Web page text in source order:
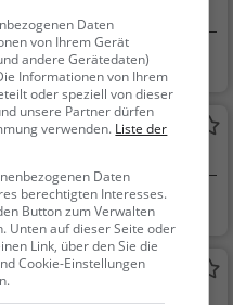
Familie & Kinder,
Natur, See
Aussichtspunkt, F
amilie & Kinder, Natu
r
Daten
von Ihrem Gerät
andere Gerätedaten)
Informationen von Ihrem
oder speziell von dieser
unsere Partner dürfen
verwenden. Liste der
Daten
berechtigten Interesses.
Button zum Verwalten
Unten auf dieser Seite oder
Link, über den Sie die
Cookie-Einstellungen